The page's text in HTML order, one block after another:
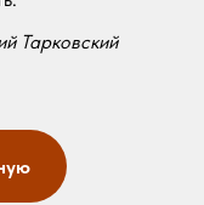
Тарковский